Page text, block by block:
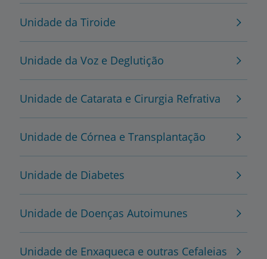
Unidade da Tiroide
Unidade da Voz e Deglutição
Unidade de Catarata e Cirurgia Refrativa
Unidade de Córnea e Transplantação
Unidade de Diabetes
Unidade de Doenças Autoimunes
Unidade de Enxaqueca e outras Cefaleias